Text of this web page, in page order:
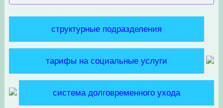
структурные подразделения
тарифы на социальные услуги
система долговременного ухода